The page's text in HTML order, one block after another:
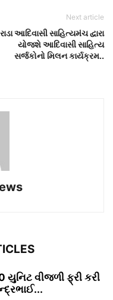
Next article
આદિવાસી સાહિત્યમંચ દ્વારા
યોજશે આદિવાસી સાહિત્ય
સર્જકોનો મિલન કાર્યક્રમ..
વીજળી ફ્રી કરી